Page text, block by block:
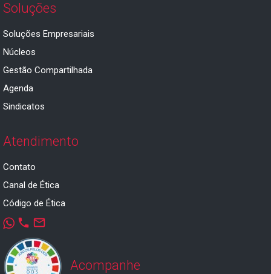
Soluções
Soluções Empresariais
Núcleos
Gestão Compartilhada
Agenda
Sindicatos
Atendimento
Contato
Canal de Ética
Código de Ética
phone mail_outline
Acompanhe